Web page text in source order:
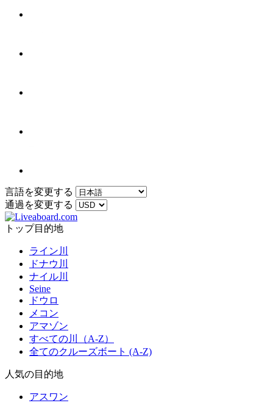
言語を変更する
通過を変更する
トップ目的地
ライン川
ドナウ川
ナイル川
Seine
ドウロ
メコン
アマゾン
すべての川（A-Z）
全てのクルーズボート (A-Z)
人気の目的地
アスワン